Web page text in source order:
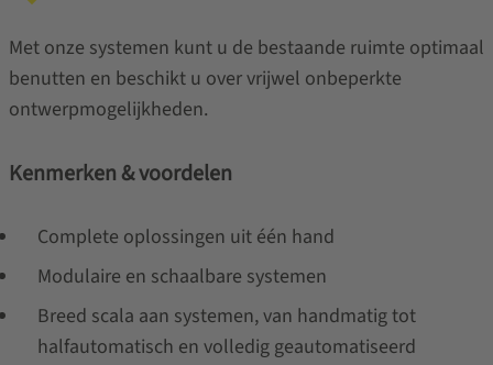
Met onze systemen kunt u de bestaande ruimte optimaal
benutten en beschikt u over vrijwel onbeperkte
ontwerpmogelijkheden.
Kenmerken & voordelen
Complete oplossingen uit één hand
Modulaire en schaalbare systemen
Breed scala aan systemen, van handmatig tot
halfautomatisch en volledig geautomatiseerd